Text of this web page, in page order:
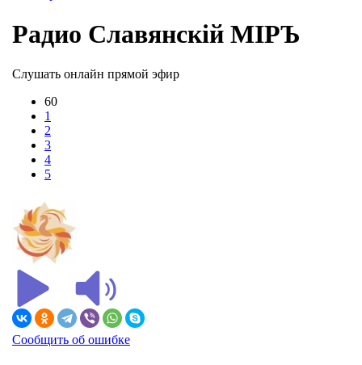
Радио Славянскiй МIРЪ
Слушать онлайн прямой эфир
60
1
2
3
4
5
Сообщить об ошибке